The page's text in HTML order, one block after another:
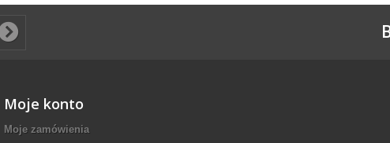
Moje konto
Moje zamówienia